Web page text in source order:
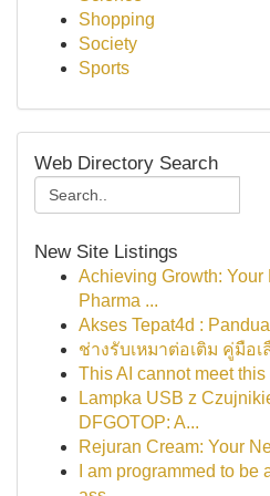
Shopping
Society
Sports
Web Directory Search
New Site Listings
Achieving Growth: Your
Pharma ...
Akses Tepat4d :
ช่างรับเหมาต่อเติม คู่มือ
This AI cannot meet this
Lampka USB z
DFGOTOP: A...
Rejuran Cream: Your
I am programmed to be